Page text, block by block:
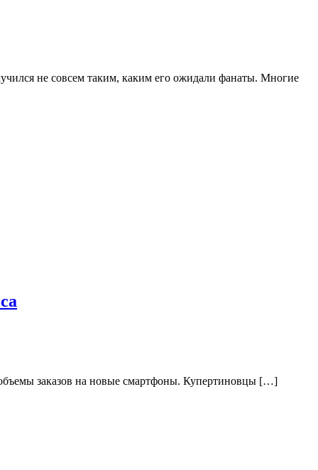
не совсем таким, каким его ожидали фанаты. Многие
заказов на новые смартфоны. Купертиновцы […]